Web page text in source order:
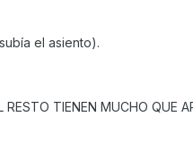
el asiento).
TIENEN MUCHO QUE